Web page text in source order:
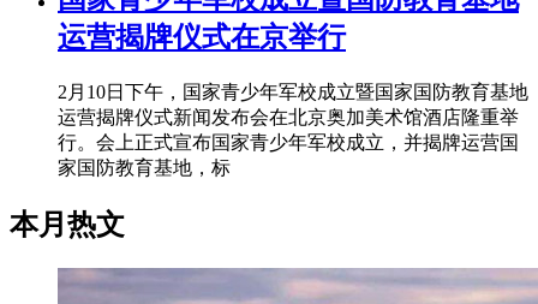
运营揭牌仪式在京举行
2月10日下午，国家青少年军校成立暨国家国防教育基地
运营揭牌仪式新闻发布会在北京奥加美术馆酒店隆重举
行。会上正式宣布国家青少年军校成立，并揭牌运营国
家国防教育基地，标
本月热文